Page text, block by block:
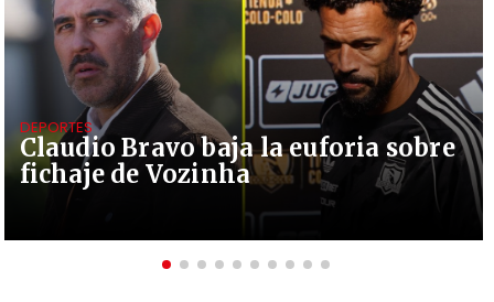
Claudio Bravo baja la euforia sobre
fichaje de Vozinha
DEPORTES